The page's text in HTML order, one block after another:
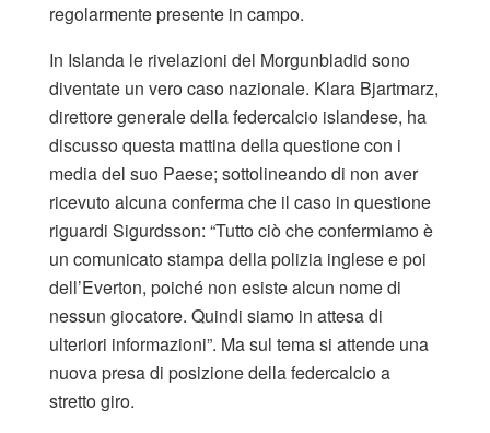
regolarmente presente in campo.
In Islanda le rivelazioni del Morgunbladid sono
diventate un vero caso nazionale. Klara Bjartmarz,
direttore generale della federcalcio islandese, ha
discusso questa mattina della questione con i
media del suo Paese; sottolineando di non aver
ricevuto alcuna conferma che il caso in questione
riguardi Sigurdsson: “Tutto ciò che confermiamo è
un comunicato stampa della polizia inglese e poi
dell’Everton, poiché non esiste alcun nome di
nessun giocatore. Quindi siamo in attesa di
ulteriori informazioni”. Ma sul tema si attende una
nuova presa di posizione della federcalcio a
stretto giro.